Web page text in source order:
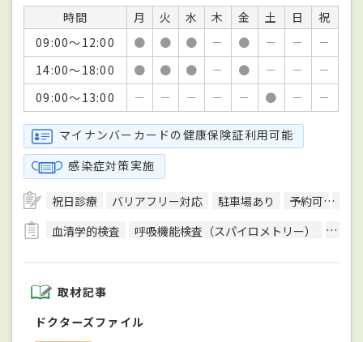
時間 月 火 水 木 金 土 日
祝
09:00～12:00
● ● ● － ● － －
－
14:00～18:00
● ● ● － ● － －
－
09:00～13:00
－ － － － － ● － －
マイナンバーカードの健康保険証利用可能
感染症対策実施
祝日診療 バリアフリー対応 駐車場あり 予約可
血清学的検査
呼吸機能検査（スパイロメトリー） 終夜
取材記事
ドクターズファイル